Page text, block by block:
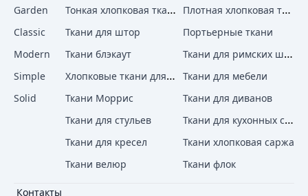
Контакты
Garden
Classic
Modern
Simple
Solid
Тонкая хлопковая ткань Плотная хлопковая ткань
Ткани для штор
Портьерные ткани
Ткани блэкаут
Ткани для римских штор
Хлопковые ткани для штор
Ткани для мебели
Ткани Моррис
Ткани для диванов
Ткани для стульев
Ткани для кухонных стульев
Ткани для кресел
Ткани хлопковая саржа
Ткани велюр
Ткани флок